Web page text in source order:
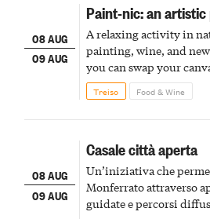
08 AUG
09 AUG
Paint-nic: an
A relaxing activity in
painting, wine, and
you can swap your
Treiso Food & Wine
08 AUG
09 AUG
Casale città aperta
Un’iniziativa che
Monferrato attraverso
guidate e percorsi